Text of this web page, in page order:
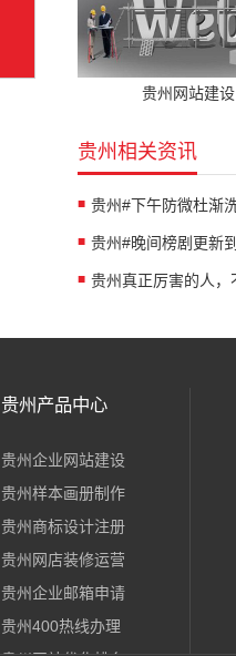
贵州网站建设
贵州相关资讯
贵州产品中心
贵州企业网站建设
贵州样本画册制作
贵州商标设计注册
贵州网店装修运营
贵州企业邮箱申请
贵州400热线办理